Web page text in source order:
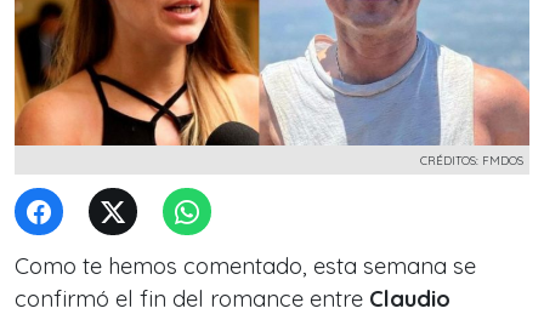
CRÉDITOS: FMDOS
Como te hemos comentado, esta semana se
confirmó el fin del romance entre Claudio